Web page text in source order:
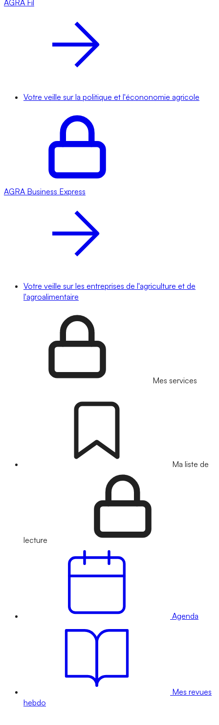
AGRA Fil
Votre veille sur la politique et l'écononomie agricole
AGRA Business Express
Votre veille sur les entreprises de l'agriculture et de
l'agroalimentaire
Mes services
Ma liste de
lecture
Agenda
Mes revues
hebdo